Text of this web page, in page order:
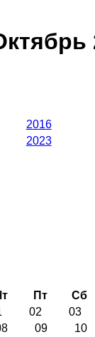
2016
2023
Пт
Сб
02
03
09
10